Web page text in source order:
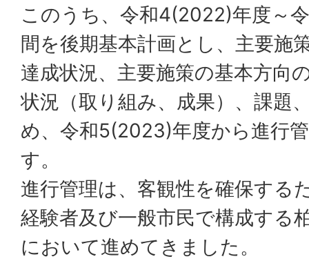
このうち、令和4(2022)年度～
間を後期基本計画とし、主要施
達成状況、主要施策の基本方向
状況（取り組み、成果）、課題
め、令和5(2023)年度から進行
す。
進行管理は、客観性を確保する
経験者及び一般市民で構成する
において進めてきました。